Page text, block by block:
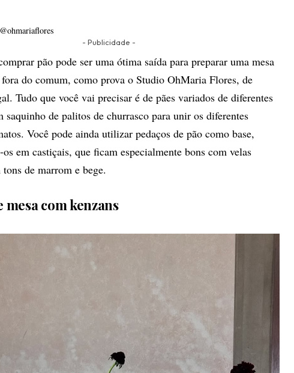
- Publicidade -
pão pode ser uma ótima saída para preparar uma mesa
do comum, como prova o Studio OhMaria Flores, de
Tudo que você vai precisar é de pães variados de diferentes
saquinho de palitos de churrasco para unir os diferentes
Você pode ainda utilizar pedaços de pão como base,
em castiçais, que ficam especialmente bons com velas
de marrom e bege.
com kenzans